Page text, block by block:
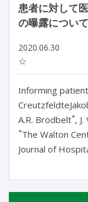
患者に対して
の曝露につい
2020.06.30
☆
Informing
A.R. Brodbelt*,
*The Walton
Journal of